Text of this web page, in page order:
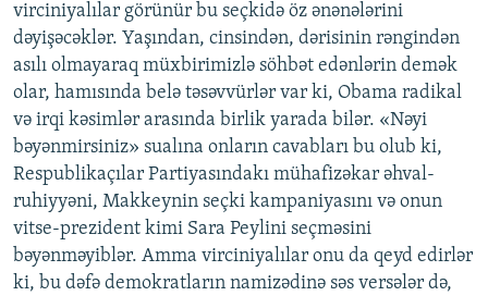
virciniyalılar görünür bu seçkidə öz ənənələrini
dəyişəcəklər. Yaşından, cinsindən, dərisinin rəngindən
asılı olmayaraq müxbirimizlə söhbət edənlərin demək
olar, hamısında belə təsəvvürlər var ki, Obama radikal
və irqi kəsimlər arasında birlik yarada bilər. «Nəyi
bəyənmirsiniz» sualına onların cavabları bu olub ki,
Respublikaçılar Partiyasındakı mühafizəkar əhval-
ruhiyyəni, Makkeynin seçki kampaniyasını və onun
vitse-prezident kimi Sara Peylini seçməsini
bəyənməyiblər. Amma virciniyalılar onu da qeyd edirlər
ki, bu dəfə demokratların namizədinə səs versələr də,